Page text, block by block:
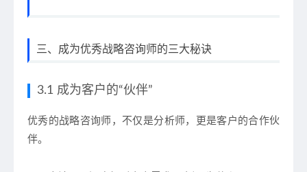
三、成为优秀战略咨询师的三大秘诀
3.1 成为客户的“伙伴”
优秀的战略咨询师，不仅是分析师，更是客户的合作伙
伴。